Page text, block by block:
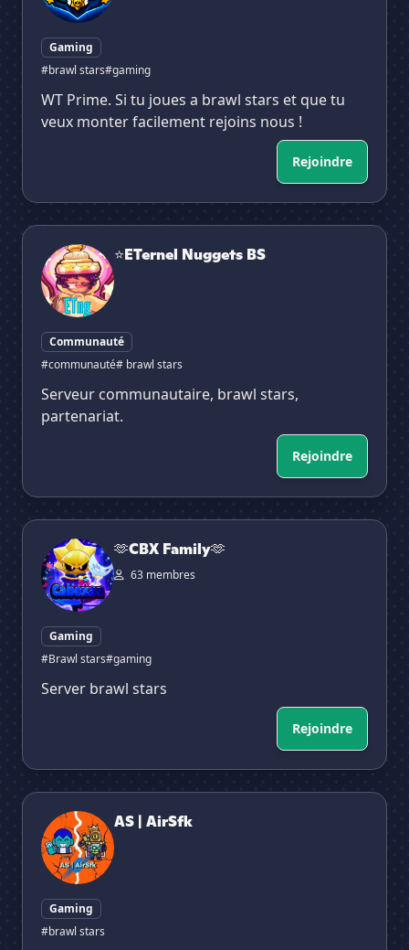
Gaming
#brawl stars#gaming
WT Prime. Si tu joues a brawl stars et que tu
veux monter facilement rejoins nous !
Rejoindre
⭐ETernel Nuggets BS
⭐ETernel Nuggets BS
Communauté
#communauté# brawl stars
Serveur communautaire, brawl stars,
partenariat.
Rejoindre
🫶CBX Family🫶
🫶CBX Family🫶
63 membres
Gaming
#Brawl stars#gaming
Server brawl stars
Rejoindre
AS | AirSfk
AS | AirSfk
Gaming
#brawl stars